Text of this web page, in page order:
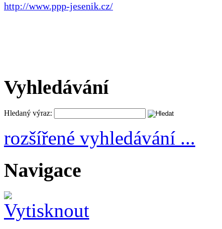
http://www.ppp-jesenik.cz/
Vyhledávání
Hledaný výraz:
rozšířené vyhledávání ...
Navigace